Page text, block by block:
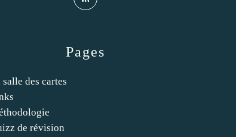
Pages
salle des cartes
de révision